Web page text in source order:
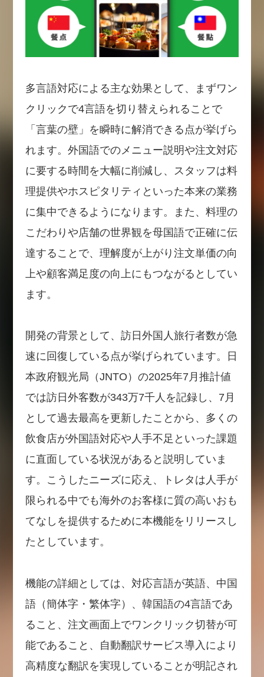
多言語対応による主な効果として、まずワン
クリックで4言語を切り替えられることで
「言葉の壁」を瞬時に解消できる点が挙げら
れます。外国語でのメニュー説明や注文対応
に要する時間を大幅に削減し、スタッフは料
理提供やホスピタリティといった本来の業務
に集中できるようになります。また、料理の
こだわりや店舗の世界観を母国語で正確に伝
達することで、理解度が上がり注文単価の向
上や顧客満足度の向上にもつながるとしてい
ます。
開発の背景として、訪日外国人旅行者数が急
速に回復している点が挙げられています。日
本政府観光局（JNTO）の2025年7月推計値
では訪日外客数が343万7千人を記録し、7月
として過去最高を更新したことから、多くの
飲食店が外国語対応や人手不足といった課題
に直面している状況があると説明していま
す。こうしたニーズに応え、トレタは人手が
限られる中でも海外のお客様に質の高いおも
てなしを提供するために本機能をリリースし
たとしています。
機能の詳細としては、対応言語が英語、中国
語（簡体字・繁体字）、韓国語の4言語であ
ること、注文画面上でワンクリック切替が可
能であること、自動翻訳サービス導入により
高精度な翻訳を実現していることが明記され